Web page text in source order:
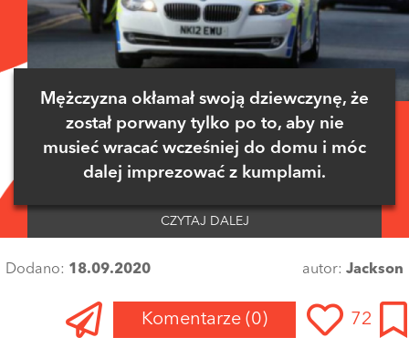
Mężczyzna okłamał swoją dziewczynę, że
został porwany tylko po to, aby nie
musieć wracać wcześniej do domu i móc
dalej imprezować z kumplami.
CZYTAJ DALEJ
Dodano: 18.09.2020 autor: Jackson
Komentarze (0) 72